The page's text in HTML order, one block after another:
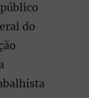
do